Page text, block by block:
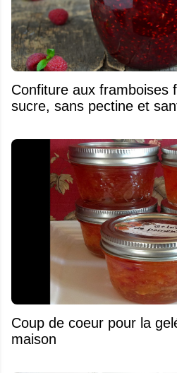
Confiture aux framboises
sucre, sans pectine et
Coup de coeur pour la
maison